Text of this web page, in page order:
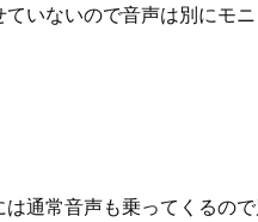
いないので音声は別にモ
通常音声も乗ってくるの